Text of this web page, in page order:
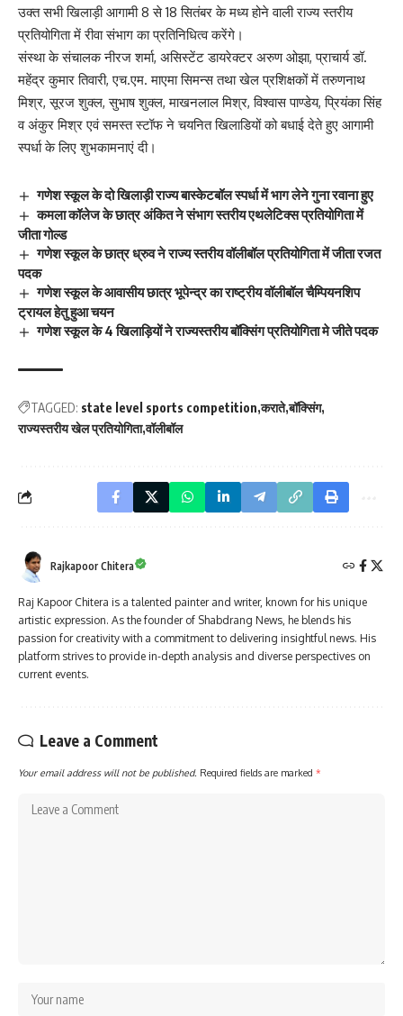
उक्त सभी खिलाड़ी आगामी 8 से 18 सितंबर के मध्य होने वाली राज्य स्तरीय
प्रतियोगिता में रीवा संभाग का प्रतिनिधित्व करेंगे।
संस्था के संचालक नीरज शर्मा, असिस्टेंट डायरेक्टर अरुण ओझा, प्राचार्य डॉ.
महेंद्र कुमार तिवारी, एच.एम. माएमा सिमन्स तथा खेल प्रशिक्षकों में तरुणनाथ
मिश्र, सूरज शुक्ल, सुभाष शुक्ल, माखनलाल मिश्र, विश्वास पाण्डेय, प्रियंका सिंह
व अंकुर मिश्र एवं समस्त स्टॉफ ने चयनित खिलाडियों को बधाई देते हुए आगामी
स्पर्धा के लिए शुभकामनाएं दी।
गणेश स्कूल के दो खिलाड़ी राज्य बास्केटबॉल स्पर्धा में भाग लेने गुना रवाना हुए
कमला कॉलेज के छात्र अंकित ने संभाग स्तरीय एथलेटिक्स प्रतियोगिता में
जीता गोल्ड
गणेश स्कूल के छात्र ध्रुव ने राज्य स्तरीय वॉलीबॉल प्रतियोगिता में जीता रजत
पदक
गणेश स्कूल के आवासीय छात्र भूपेन्द्र का राष्ट्रीय वॉलीबॉल चैम्पियनशिप
ट्रायल हेतु हुआ चयन
गणेश स्कूल के 4 खिलाड़ियों ने राज्यस्तरीय बॉक्सिंग प्रतियोगिता मे जीते पदक
TAGGED: state level sports competition कराते बॉक्सिंग
राज्यस्तरीय खेल प्रतियोगिता वॉलीबॉल
Rajkapoor Chitera
Raj Kapoor Chitera is a talented painter and writer, known for his unique
artistic expression. As the founder of Shabdrang News, he blends his
passion for creativity with a commitment to delivering insightful news. His
platform strives to provide in-depth analysis and diverse perspectives on
current events.
Leave a Comment
Your email address will not be published. Required fields are marked *